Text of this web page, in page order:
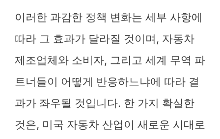
이러한 과감한 정책 변화는 세부 사항에
따라 그 효과가 달라질 것이며, 자동차
제조업체와 소비자, 그리고 세계 무역 파
트너들이 어떻게 반응하느냐에 따라 결
과가 좌우될 것입니다. 한 가지 확실한
것은, 미국 자동차 산업이 새로운 시대로